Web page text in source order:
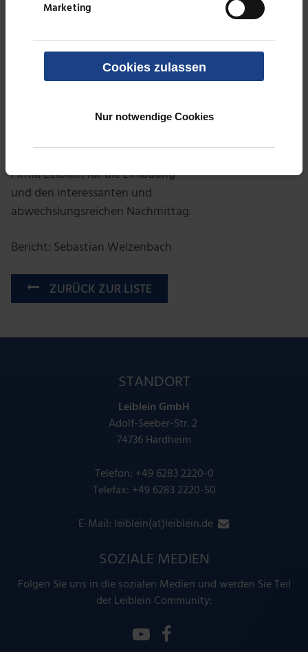
Marketing
Cookies zulassen
Nur notwendige Cookies
Firmengelände. Nun konnten die
betrachtet werden. Mit einigen
Anekdoten über die
Verwendungsmöglichkeiten und
sowie der Kundenbetreuung,
Firma Leiblein für die Einladung
und den interessanten und
abwechslungsreichen Nachmittag.
Bericht: Sebastian Welzenbach
ZURÜCK ZUR LISTE
STANDORT
Leiblein GmbH
Adolf-Seeber-Str. 2
74736 Hardheim
Telefon: +49 6283 2220-0
Telefax: +49 6283 2220-50
E-Mail: leiblein(at)leiblein.de
SOZIALE MEDIEN
Folgen Sie uns in die sozialen Medien und werden Sie Teil
der Leiblein Community: